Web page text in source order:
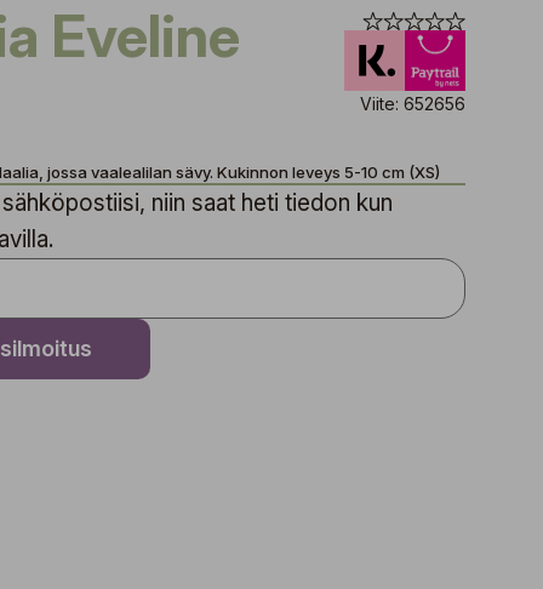
Eveline
Viite: 652656
jossa vaalealilan sävy. Kukinnon leveys 5-10 cm (XS)
niin saat heti tiedon kun